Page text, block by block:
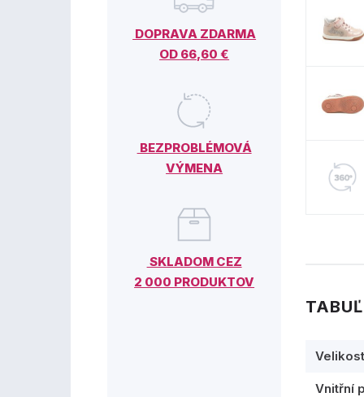
DOPRAVA ZDARMA
OD 66,60 €
BEZPROBLÉMOVÁ
VÝMENA
SKLADOM CEZ
2 000 PRODUKTOV
Vnitřní